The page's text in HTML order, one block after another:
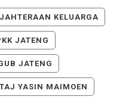
KELUARGA
JATENG
JATENG
TAJ YASIN MAIMOEN